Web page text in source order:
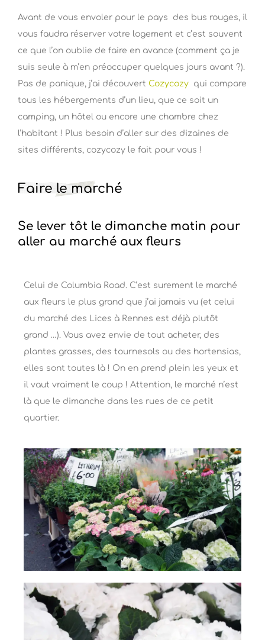
Avant de vous envoler pour le pays des bus rouges, il
vous faudra réserver votre logement et c’est souvent
ce que l’on oublie de faire en avance (comment ça je
suis seule à m’en préoccuper quelques jours avant ?).
Pas de panique, j’ai découvert Cozycozy qui compare
tous les hébergements d’un lieu, que ce soit un
camping, un hôtel ou encore une chambre chez
l’habitant ! Plus besoin d’aller sur des dizaines de
sites différents, cozycozy le fait pour vous !
Faire le marché
Se lever tôt le dimanche matin pour
aller au marché aux fleurs
Celui de Columbia Road. C’est surement le marché
aux fleurs le plus grand que j’ai jamais vu (et celui
du marché des Lices à Rennes est déjà plutôt
grand …). Vous avez envie de tout acheter, des
plantes grasses, des tournesols ou des hortensias,
elles sont toutes là ! On en prend plein les yeux et
il vaut vraiment le coup ! Attention, le marché n’est
là que le dimanche dans les rues de ce petit
quartier.